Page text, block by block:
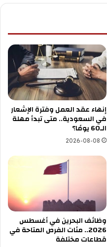
إنهاء عقد العمل وفترة الإشعار
في السعودية.. متى تبدأ مهلة
الـ60 يومًا؟
2026-08-08
وظائف البحرين في أغسطس
2026.. مئات الفرص المتاحة في
قطاعات مختلفة